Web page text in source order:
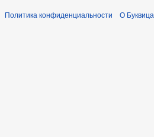
Политика конфиденциальности О Буквица